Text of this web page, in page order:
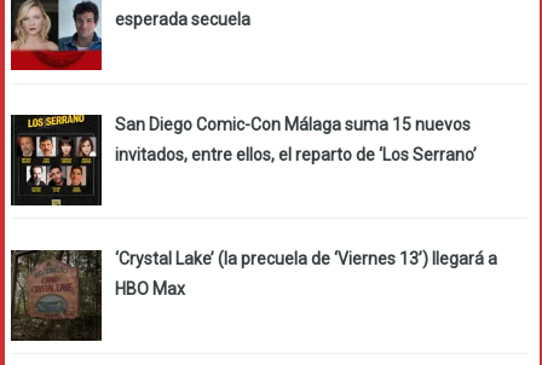
esperada secuela
San Diego Comic-Con Málaga suma 15 nuevos
invitados, entre ellos, el reparto de ‘Los Serrano’
‘Crystal Lake’ (la precuela de ‘Viernes 13’) llegará a
HBO Max